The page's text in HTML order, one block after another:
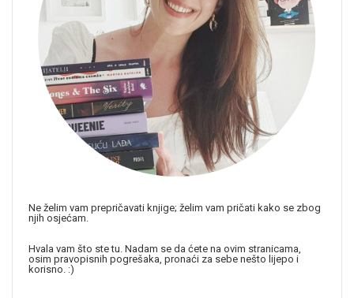
Ne želim vam prepričavati knjige; želim vam pričati kako se zbog
njih osjećam.
Hvala vam što ste tu. Nadam se da ćete na ovim stranicama,
osim pravopisnih pogrešaka, pronaći za sebe nešto lijepo i
korisno. :)